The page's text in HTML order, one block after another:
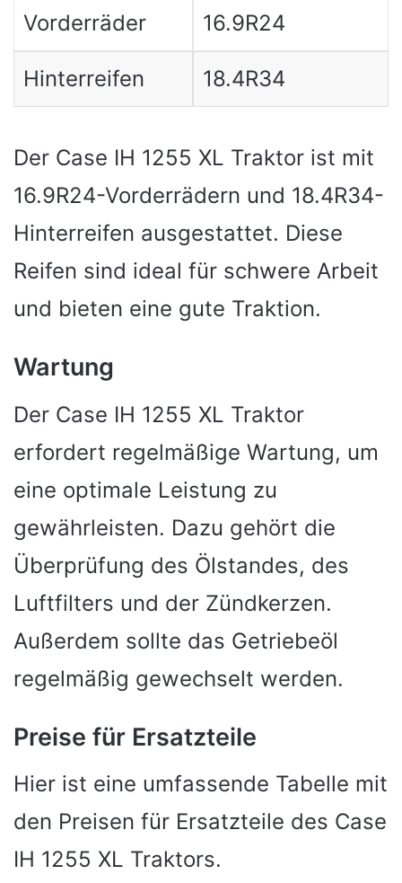
Vorderräder 16.9R24
Hinterreifen 18.4R34
Der Case IH 1255 XL Traktor ist mit
16.9R24-Vorderrädern und 18.4R34-
Hinterreifen ausgestattet. Diese
Reifen sind ideal für schwere Arbeit
und bieten eine gute Traktion.
Wartung
Der Case IH 1255 XL Traktor
erfordert regelmäßige Wartung, um
eine optimale Leistung zu
gewährleisten. Dazu gehört die
Überprüfung des Ölstandes, des
Luftfilters und der Zündkerzen.
Außerdem sollte das Getriebeöl
regelmäßig gewechselt werden.
Preise für Ersatzteile
Hier ist eine umfassende Tabelle mit
den Preisen für Ersatzteile des Case
IH 1255 XL Traktors.